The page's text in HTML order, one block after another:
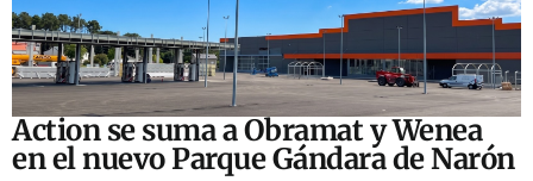
Action se suma a Obramat y Wenea
en el nuevo Parque Gándara de Narón